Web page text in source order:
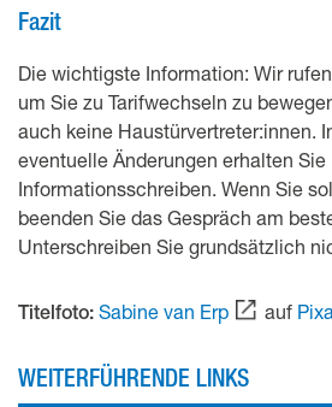
Fazit
Die wichtigste Information: Wir
um Sie zu Tarifwechseln zu
auch keine Haustürvertreter:innen.
eventuelle Änderungen erhalten
Informationsschreiben. Wenn Sie
beenden Sie das Gespräch am
Unterschreiben Sie grundsätzlich
Titelfoto: Sabine van Erp auf
WEITERFÜHRENDE LINKS